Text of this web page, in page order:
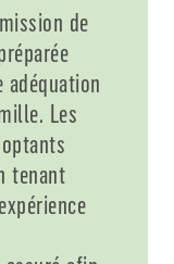
de
Les
tenant